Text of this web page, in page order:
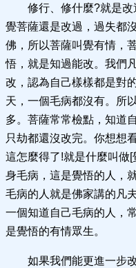
修行、修什麼?就是
覺菩薩還是改過，過失都
佛，所以菩薩叫覺有情，
悟，就是知過能改。我們
改，認為自己樣樣都是對
天，一個毛病都沒有。所
多。菩薩常常檢點，知道
只劫都還沒改完。你想想
這怎麼得了!就是什麼叫做
身毛病，這是覺悟的人，
毛病的人就是佛家講的凡
一個知道自己毛病的人，
是覺悟的有情眾生。
如果我們能更進一步